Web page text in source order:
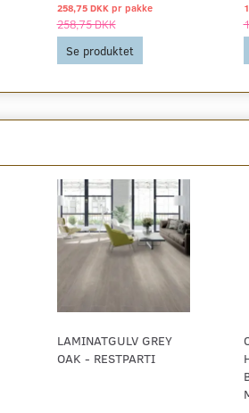
258,75 DKK pr pakke
258,75 DKK
Se produktet
LAMINATGULV GREY
OAK - RESTPARTI